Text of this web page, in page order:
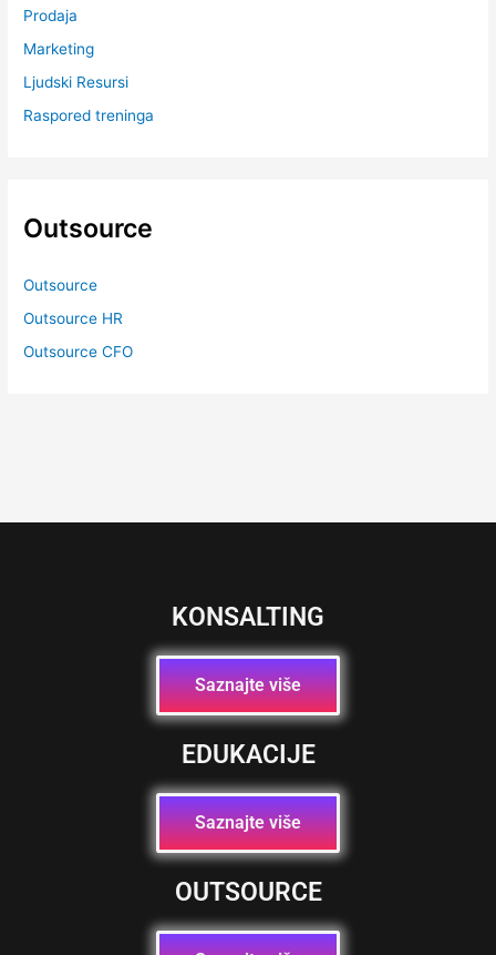
Prodaja
Marketing
Ljudski Resursi
Raspored treninga
Outsource
Outsource
Outsource HR
Outsource CFO
KONSALTING
Saznajte više
EDUKACIJE
Saznajte više
OUTSOURCE